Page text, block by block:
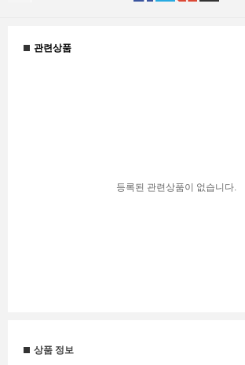
관련상품
등록된 관련상품이 없습니다.
상품 정보